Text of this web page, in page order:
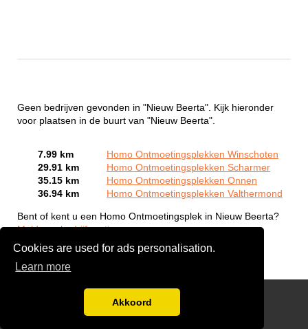
Cookies are used for ads personalisation.
Learn more
Akkoord
Geen bedrijven gevonden in "Nieuw Beerta". Kijk hieronder
voor plaatsen in de buurt van "Nieuw Beerta".
7.99 km
Homo Ontmoetingsplekken Winschoten
29.91 km
Homo Ontmoetingsplekken Scharmer
35.15 km
Homo Ontmoetingsplekken Onnen
36.94 km
Homo Ontmoetingsplekken Valthermond
Bent of kent u een Homo Ontmoetingsplek in Nieuw Beerta?
Meld een bedrijf gratis aan